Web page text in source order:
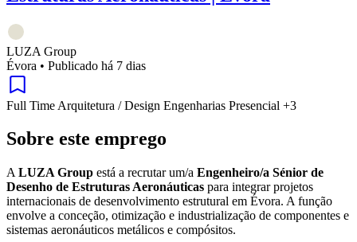
LUZA Group
Évora • Publicado há 7 dias
Full Time Arquitetura / Design Engenharias Presencial +3
Sobre este emprego
A LUZA Group está a recrutar um/a Engenheiro/a Sénior de
Desenho de Estruturas Aeronáuticas para integrar projetos
internacionais de desenvolvimento estrutural em Évora. A função
envolve a conceção, otimização e industrialização de componentes e
sistemas aeronáuticos metálicos e compósitos.